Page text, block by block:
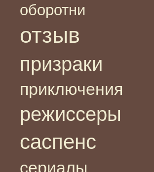
оборотни
отзыв
призраки
приключения
режиссеры
саспенс
сериалы